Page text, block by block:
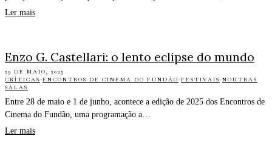
Ler mais
Enzo G. Castellari: o lento eclipse do mundo
29 DE MAIO, 2025
CRÍTICAS·ENCONTROS DE CINEMA DO FUNDÃO·FESTIVAIS·NOUTRAS
SALAS
Entre 28 de maio e 1 de junho, acontece a edição de 2025 dos Encontros de
Cinema do Fundão, uma programação a…
Ler mais